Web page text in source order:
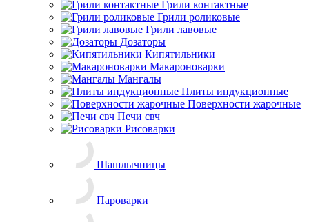
Грили контактные
Грили роликовые
Грили лавовые
Дозаторы
Кипятильники
Макароноварки
Мангалы
Плиты индукционные
Поверхности жарочные
Печи свч
Рисоварки
тепловые настольные
Кофейные аппараты
Кофемашины
Нейтральное оборудование